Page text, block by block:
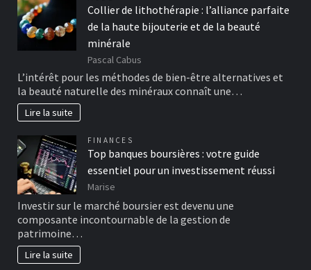
Collier de lithothérapie : l’alliance parfaite
de la haute bijouterie et de la beauté
minérale
Pascal Cabus
L’intérêt pour les méthodes de bien-être alternatives et
la beauté naturelle des minéraux connaît une…
Lire la suite
FINANCES
Top banques boursières : votre guide
essentiel pour un investissement réussi
Marise
Investir sur le marché boursier est devenu une
composante incontournable de la gestion de
patrimoine…
Lire la suite